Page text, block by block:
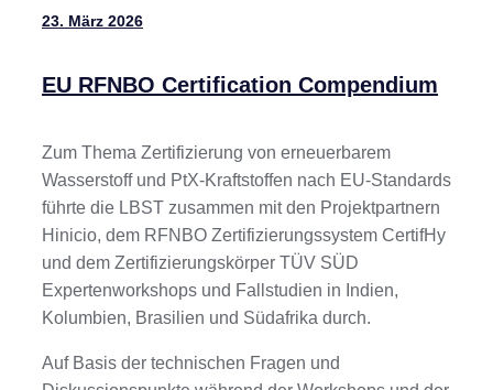
23. März 2026
EU RFNBO Certification Compendium
Zum Thema Zertifizierung von erneuerbarem
Wasserstoff und PtX-Kraftstoffen nach EU-Standards
führte die LBST zusammen mit den Projektpartnern
Hinicio, dem RFNBO Zertifizierungssystem CertifHy
und dem Zertifizierungskörper TÜV SÜD
Expertenworkshops und Fallstudien in Indien,
Kolumbien, Brasilien und Südafrika durch.
Auf Basis der technischen Fragen und